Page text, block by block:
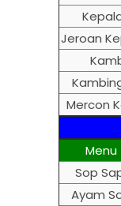
Jeroan
Mercon
Menu
Sop
Ayam